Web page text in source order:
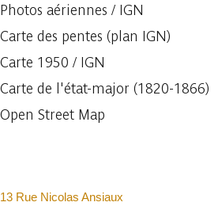
Photos aériennes / IGN
Carte des pentes (plan IGN)
Carte 1950 / IGN
Carte de l'état-major (1820-1866)
Open Street Map
13 Rue Nicolas Ansiaux